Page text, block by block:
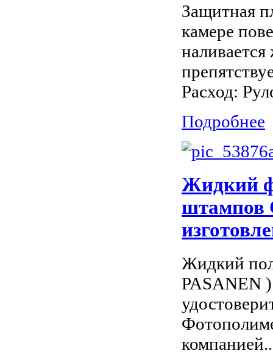
Защитная
камере
Расход:
Подробнее
Жидкий
штампов
Жидкий
PASANEN )